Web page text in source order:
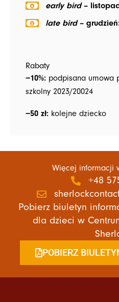
early bird–
late bird–
Rabaty
−10%: podpisana umowa
szkolny 2023/20024
−50 zł: kolejne dziecko
Więcej informacji
+48
Pobierz biuletyn
dla dzieci w
POBIERZ